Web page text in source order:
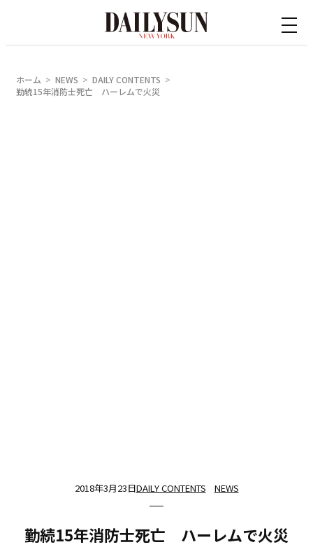
ホーム NEWS
DAILY CONTENTS
勤続15年消防士死亡 ハーレムで火災
2018年3月23日DAILY CONTENTS NEWS
勤続15年消防士死亡 ハーレムで火災